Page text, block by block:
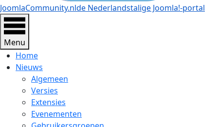
JoomlaCommunity.nlde Nederlandstalige Joomla!-portal
Menu
Home
Nieuws
Algemeen
Versies
Extensies
Evenementen